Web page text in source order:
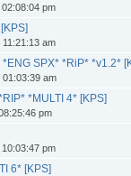
pm
am
SPX* *RiP* *v1.2*
01:03:39 am
*MULTI 4* [KPS]
pm
pm
6* [KPS]